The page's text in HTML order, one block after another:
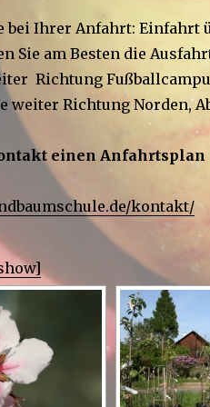
bei Ihrer Anfahrt: Einfahrt
Sie am Besten die
Richtung
weiter Richtung Norden,
einen Anfahrtsplan
kontakt/